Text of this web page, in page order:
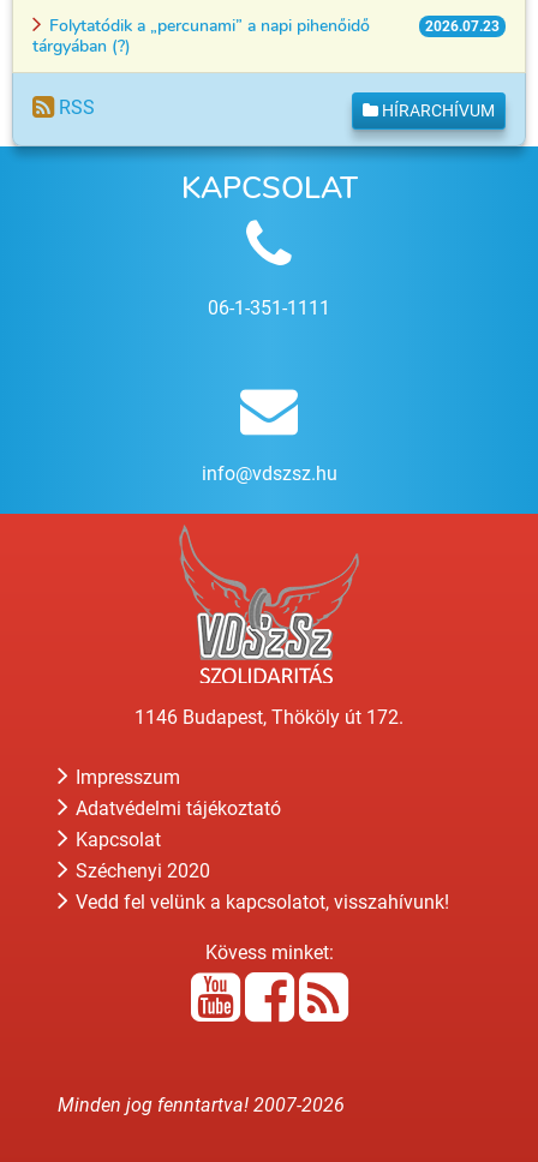
2026.07.23
Folytatódik a „percunami” a napi pihenőidő
tárgyában (?)
RSS HÍRARCHÍVUM
KAPCSOLAT
06-1-351-1111
info@vdszsz.hu
1146 Budapest, Thököly út 172.
Impresszum
Adatvédelmi tájékoztató
Kapcsolat
Széchenyi 2020
Vedd fel velünk a kapcsolatot, visszahívunk!
Kövess minket:
Minden jog fenntartva! 2007-2026